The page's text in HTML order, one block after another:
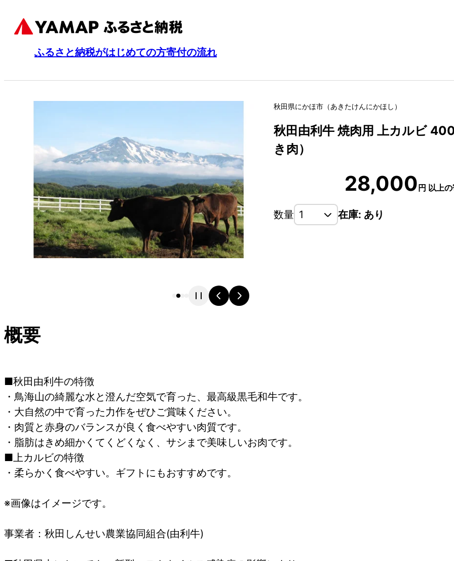
ふるさと納税がはじめての方寄付の流れ
秋田県にかほ市 （あきたけんにかほし ）
秋田由利牛 焼肉用 上カルビ
き肉）
28,000円 以上
数量 在庫: あり
概要
■秋田由利牛の特徴
・鳥海山の綺麗な水と澄んだ空気で育った、最高級黒毛和牛です。
・大自然の中で育った力作をぜひご賞味ください。
・肉質と赤身のバランスが良く食べやすい肉質です。
・脂肪はきめ細かくてくどくなく、サシまで美味しいお肉です。
■上カルビの特徴
・柔らかく食べやすい。ギフトにもおすすめです。
※画像はイメージです。
事業者：秋田しんせい農業協同組合(由利牛)